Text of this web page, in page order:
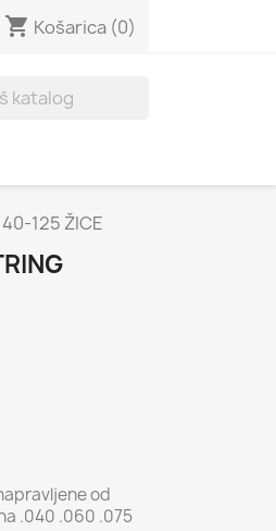
shopping_cart Košarica (0)
40-125 ŽICE
od
.040 .060 .075